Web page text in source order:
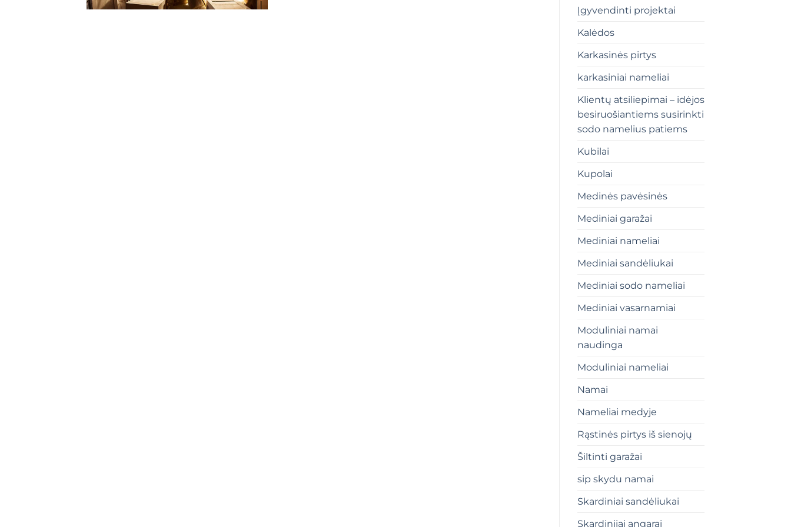
Įgyvendinti projektai
Kalėdos
Karkasinės pirtys
karkasiniai nameliai
Klientų atsiliepimai – idėjos
besiruošiantiems susirinkti
sodo namelius patiems
Kubilai
Kupolai
Medinės pavėsinės
Mediniai garažai
Mediniai nameliai
Mediniai sandėliukai
Mediniai sodo nameliai
Mediniai vasarnamiai
Moduliniai namai
naudinga
Moduliniai nameliai
Namai
Nameliai medyje
Rąstinės pirtys iš sienojų
Šiltinti garažai
sip skydu namai
Skardiniai sandėliukai
Skardiniiai angarai